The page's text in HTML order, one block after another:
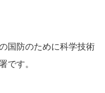
国防のために科学技術
です。